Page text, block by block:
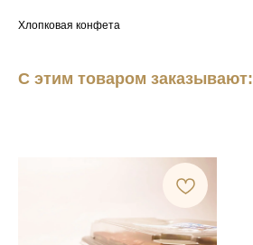
Хлопковая конфета
С этим товаром заказывают: